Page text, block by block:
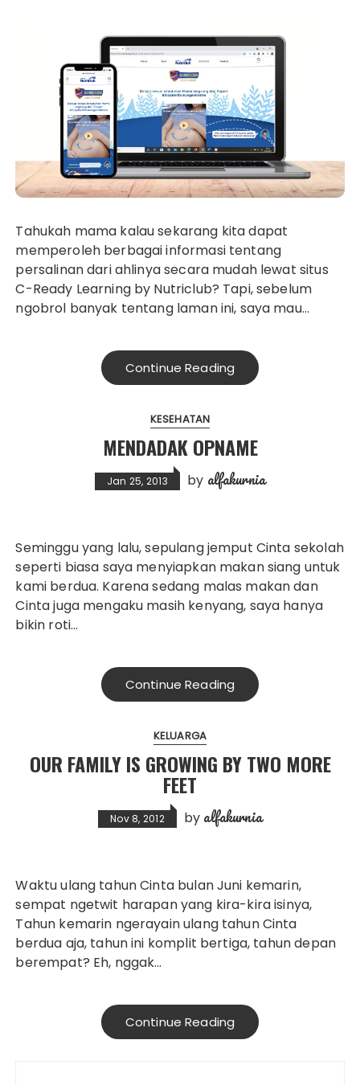
Tahukah mama kalau sekarang kita dapat
memperoleh berbagai informasi tentang
persalinan dari ahlinya secara mudah lewat situs
C-Ready Learning by Nutriclub? Tapi, sebelum
ngobrol banyak tentang laman ini, saya mau…
Continue Reading
KESEHATAN
MENDADAK OPNAME
Jan 25, 2013 by alfakurnia
Seminggu yang lalu, sepulang jemput Cinta sekolah
seperti biasa saya menyiapkan makan siang untuk
kami berdua. Karena sedang malas makan dan
Cinta juga mengaku masih kenyang, saya hanya
bikin roti…
Continue Reading
KELUARGA
OUR FAMILY IS GROWING BY TWO MORE
FEET
Nov 8, 2012 by alfakurnia
Waktu ulang tahun Cinta bulan Juni kemarin,
sempat ngetwit harapan yang kira-kira isinya,
Tahun kemarin ngerayain ulang tahun Cinta
berdua aja, tahun ini komplit bertiga, tahun depan
berempat? Eh, nggak…
Continue Reading